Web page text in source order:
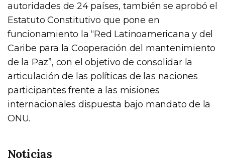
autoridades de 24 países, también se aprobó el
Estatuto Constitutivo que pone en
funcionamiento la “Red Latinoamericana y del
Caribe para la Cooperación del mantenimiento
de la Paz”, con el objetivo de consolidar la
articulación de las políticas de las naciones
participantes frente a las misiones
internacionales dispuesta bajo mandato de la
ONU.
Noticias